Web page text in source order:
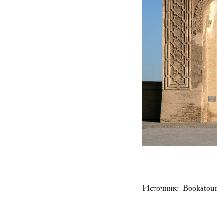
Источник: